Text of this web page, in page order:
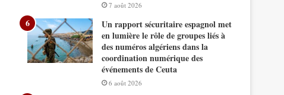
7 août 2026
Un rapport sécuritaire espagnol met
en lumière le rôle de groupes liés à
des numéros algériens dans la
coordination numérique des
événements de Ceuta
6 août 2026